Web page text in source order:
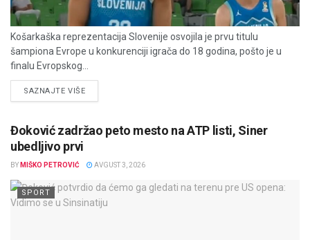
Košarkaška reprezentacija Slovenije osvojila je prvu titulu
šampiona Evrope u konkurenciji igrača do 18 godina, pošto je u
finalu Evropskog...
SAZNAJTE VIŠEDETAILS
Đoković zadržao peto mesto na ATP listi, Siner
ubedljivo prvi
BY MIŠKO PETROVIĆ AVGUST 3, 2026
SPORT